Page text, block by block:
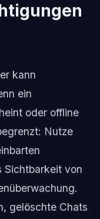
kann
ein
oder offline
Nutze
Sichtbarkeit von
gelöschte Chats